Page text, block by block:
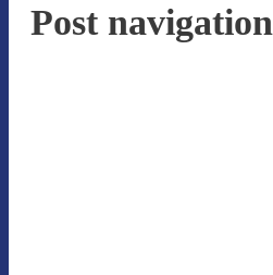
Post navigation